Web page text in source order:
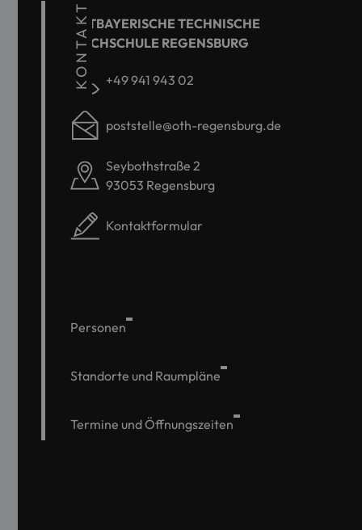
KONTAKT
OSTBAYERISCHE TECHNISCHE
HOCHSCHULE REGENSBURG
+49 941 943 02
poststelle@oth-regensburg.de
Seybothstraße 2
93053 Regensburg
Kontaktformular
Personen
Standorte und Raumpläne
Termine und Öffnungszeiten